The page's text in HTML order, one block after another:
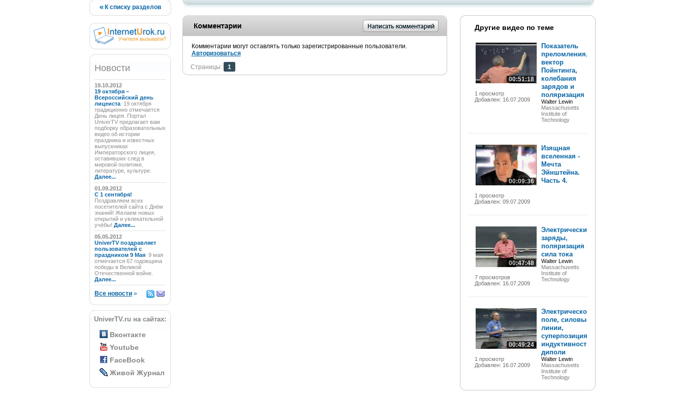
К списку разделов
Новости
19.10.2012
19 октября –
Всероссийский день
лицеиста 19 октября
традиционно отмечается
День лицея. Портал
UniverTV предлагает вам
подборку образовательных
видео об истории
праздника и известных
выпускниках
Императорского лицея,
оставивших след в
мировой политике,
литературе, культуре.
Далее...
01.09.2012
C 1 сентября!
Поздравляем всех
посетителей сайта с Днём
знаний! Желаем новых
открытий и увлекательной
учёбы! Далее...
05.05.2012
UniverTV поздравляет
пользователей с
праздником 9 Мая 9 мая
отмечается 67 годовщина
победы в Великой
Отечественной войне.
Далее...
Все новости»
UniverTV.ru на сайтах:
Вконтакте
Youtube
FaceBook
Живой Журнал
Комментарии могут оставлять только зарегистрированные пользователи.
Авторизоваться
Страницы:
1
Другие видео по теме
00:51:18
1 просмотр
Добавлен: 16.07.2009
Показатель
преломления,
вектор
Пойнтинга,
колебания
зарядов и
поляризация
Walter Lewin
Massachusetts
Institute of
Technology
00:09:36
1 просмотр
Добавлен: 09.07.2009
Изящная
вселенная -
Мечта
Эйнштейна.
Часть 4.
00:47:48
7 просмотров
Добавлен: 16.07.2009
Электрические
заряды,
поляризация и
сила тока
Walter Lewin
Massachusetts
Institute of
Technology
00:49:24
1 просмотр
Добавлен: 16.07.2009
Электрическое
поле, силовые
линии,
суперпозиция,
индуктивность,
диполи
Walter Lewin
Massachusetts
Institute of
Technology